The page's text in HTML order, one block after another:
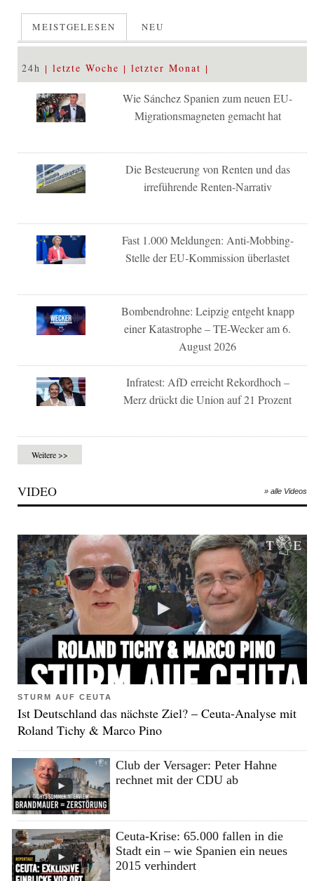
MEISTGELESEN NEU
24h letzte Woche letzter Monat
Wie Sánchez Spanien zum neuen EU-
Migrationsmagneten gemacht hat
Die Besteuerung von Renten und das
irreführende Renten-Narrativ
Fast 1.000 Meldungen: Anti-Mobbing-
Stelle der EU-Kommission überlastet
Bombendrohne: Leipzig entgeht knapp
einer Katastrophe – TE-Wecker am 6.
August 2026
Infratest: AfD erreicht Rekordhoch –
Merz drückt die Union auf 21 Prozent
Weitere >>
VIDEO » alle Videos
STURM AUF CEUTA
Ist Deutschland das nächste Ziel? – Ceuta-Analyse mit
Roland Tichy & Marco Pino
Club der Versager: Peter Hahne
rechnet mit der CDU ab
Ceuta-Krise: 65.000 fallen in die
Stadt ein – wie Spanien ein neues
2015 verhindert